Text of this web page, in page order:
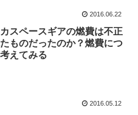
2016.06.22
スペースギアの燃費は不正
ものだったのか？燃費につ
えてみる
2016.05.12